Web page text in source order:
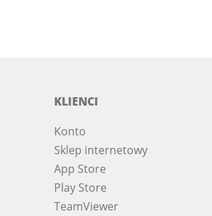
KLIENCI
Konto
Sklep internetowy
App Store
Play Store
TeamViewer